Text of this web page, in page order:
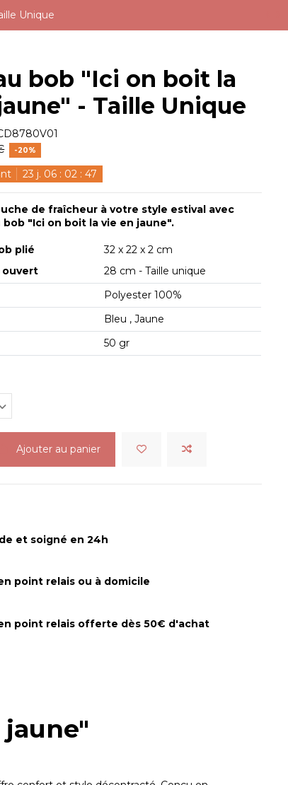
Unique
bob "Ici on boit la
- Taille Unique
-20%
23 j. 06: 02 : 46
de fraîcheur à votre style estival avec
"Ici on boit la vie en jaune".
plié
ouvert
32 x 22 x 2 cm
28 cm - Taille unique
Polyester 100%
Bleu , Jaune
50 gr
Ajouter au panier
et soigné en 24h
point relais ou à domicile
point relais offerte dès 50€ d'achat